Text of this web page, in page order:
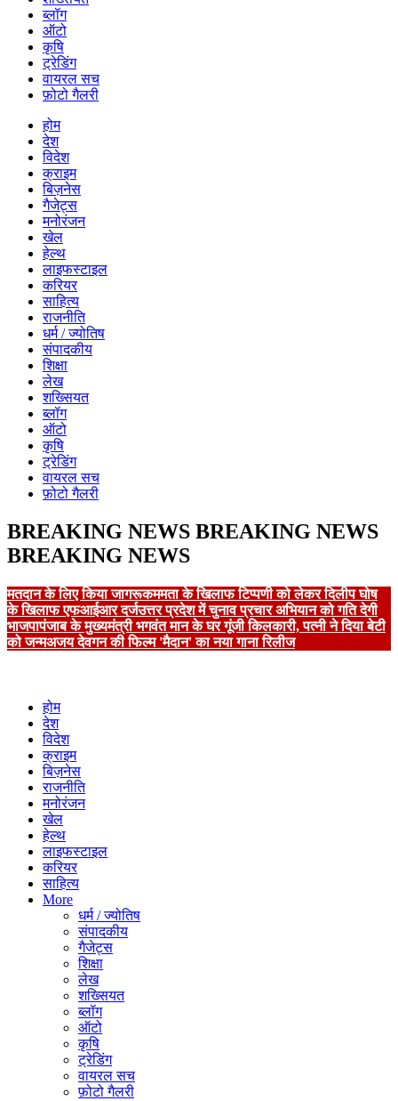
ब्लॉग
ऑटो
कृषि
ट्रेडिंग
वायरल सच
फ़ोटो गैलरी
होम
देश
विदेश
क्राइम
बिज़नेस
गैजेट्स
मनोरंजन
खेल
हेल्थ
लाइफस्टाइल
करियर
साहित्य
राजनीति
धर्म / ज्योतिष
संपादकीय
शिक्षा
लेख
शख्सियत
ब्लॉग
ऑटो
कृषि
ट्रेडिंग
वायरल सच
फ़ोटो गैलरी
BREAKING NEWS BREAKING NEWS
BREAKING NEWS
मतदान के लिए किया जागरूकममता के खिलाफ टिप्पणी को लेकर दिलीप घोष
के खिलाफ एफआईआर दर्जउत्तर प्रदेश में चुनाव प्रचार अभियान को गति देगी
भाजपापंजाब के मुख्यमंत्री भगवंत मान के घर गूंजी किलकारी, पत्नी ने दिया बेटी
को जन्मअजय देवगन की फिल्म 'मैदान' का नया गाना रिलीज
होम
देश
विदेश
क्राइम
बिज़नेस
राजनीति
मनोरंजन
खेल
हेल्थ
लाइफस्टाइल
करियर
साहित्य
More
धर्म / ज्योतिष
संपादकीय
गैजेट्स
शिक्षा
लेख
शख्सियत
ब्लॉग
ऑटो
कृषि
ट्रेडिंग
वायरल सच
फ़ोटो गैलरी